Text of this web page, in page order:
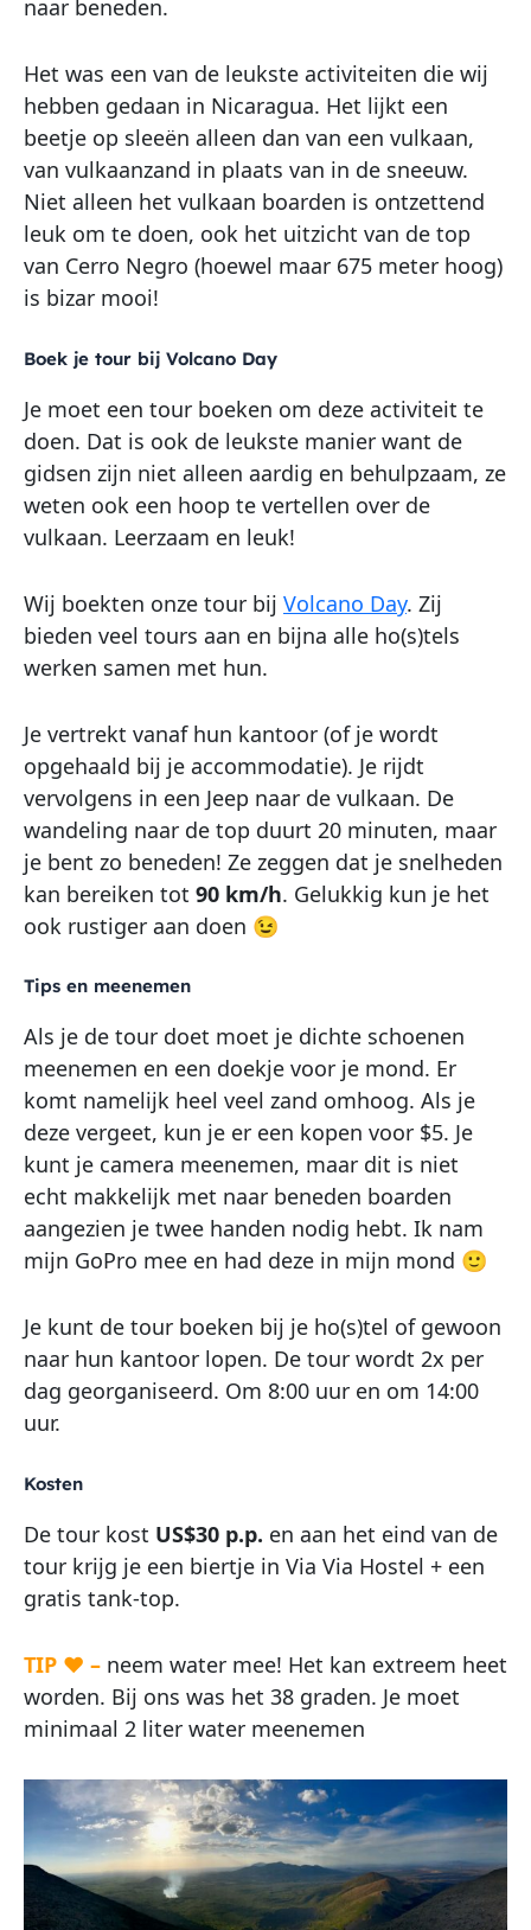
naar beneden.
Het was een van de leukste activiteiten die wij
hebben gedaan in Nicaragua. Het lijkt een
beetje op sleeën alleen dan van een vulkaan,
van vulkaanzand in plaats van in de sneeuw.
Niet alleen het vulkaan boarden is ontzettend
leuk om te doen, ook het uitzicht van de top
van Cerro Negro (hoewel maar 675 meter hoog)
is bizar mooi!
Boek je tour bij Volcano Day
Je moet een tour boeken om deze activiteit te
doen. Dat is ook de leukste manier want de
gidsen zijn niet alleen aardig en behulpzaam, ze
weten ook een hoop te vertellen over de
vulkaan. Leerzaam en leuk!
Wij boekten onze tour bij Volcano Day. Zij
bieden veel tours aan en bijna alle ho(s)tels
werken samen met hun.
Je vertrekt vanaf hun kantoor (of je wordt
opgehaald bij je accommodatie). Je rijdt
vervolgens in een Jeep naar de vulkaan. De
wandeling naar de top duurt 20 minuten, maar
je bent zo beneden! Ze zeggen dat je snelheden
kan bereiken tot 90 km/h. Gelukkig kun je het
ook rustiger aan doen 😉
Tips en meenemen
Als je de tour doet moet je dichte schoenen
meenemen en een doekje voor je mond. Er
komt namelijk heel veel zand omhoog. Als je
deze vergeet, kun je er een kopen voor $5. Je
kunt je camera meenemen, maar dit is niet
echt makkelijk met naar beneden boarden
aangezien je twee handen nodig hebt. Ik nam
mijn GoPro mee en had deze in mijn mond 🙂
Je kunt de tour boeken bij je ho(s)tel of gewoon
naar hun kantoor lopen. De tour wordt 2x per
dag georganiseerd. Om 8:00 uur en om 14:00
uur.
Kosten
De tour kost US$30 p.p. en aan het eind van de
tour krijg je een biertje in Via Via Hostel + een
gratis tank-top.
TIP ♥ – neem water mee! Het kan extreem heet
worden. Bij ons was het 38 graden. Je moet
minimaal 2 liter water meenemen